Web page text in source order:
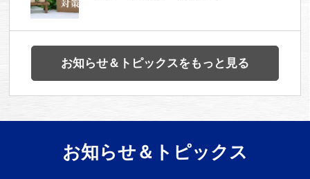
お知らせ＆トピックスをもっと見る
お知らせ＆トピックス